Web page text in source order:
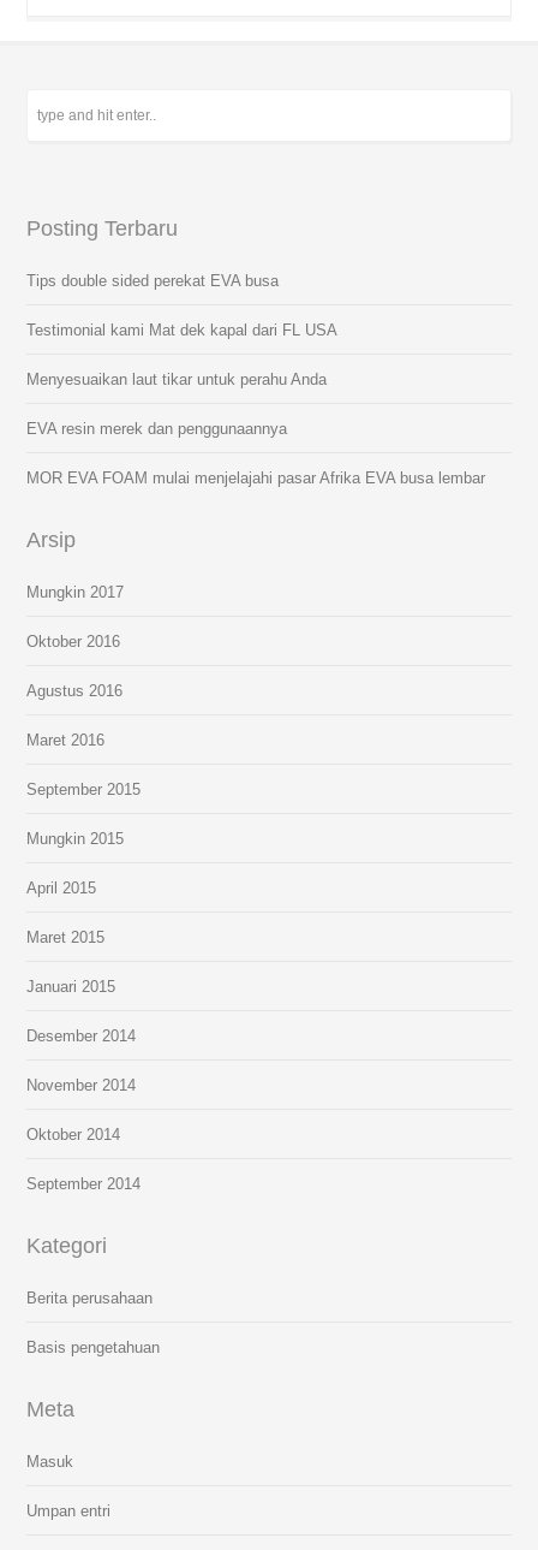
Posting Terbaru
Tips double sided perekat EVA busa
Testimonial kami Mat dek kapal dari FL USA
Menyesuaikan laut tikar untuk perahu Anda
EVA resin merek dan penggunaannya
MOR EVA FOAM mulai menjelajahi pasar Afrika EVA busa lembar
Arsip
Mungkin 2017
Oktober 2016
Agustus 2016
Maret 2016
September 2015
Mungkin 2015
April 2015
Maret 2015
Januari 2015
Desember 2014
November 2014
Oktober 2014
September 2014
Kategori
Berita perusahaan
Basis pengetahuan
Meta
Masuk
Umpan entri